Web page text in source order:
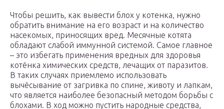
Чтобы решить, как вывести блох у котенка, нужно
обратить внимание на его возраст и на количество
насекомых, приносящих вред. Месячные котята
обладают слабой иммунной системой. Самое главное
– это избегать применения вредных для здоровья
котёнка химических средств, лечащих от паразитов.
В таких случаях приемлемо использовать
вычёсывание от загривка по спине, животу и лапкам,
что является наиболее безопасный методом борьбы с
блохами. В ход можно пустить народные средства,